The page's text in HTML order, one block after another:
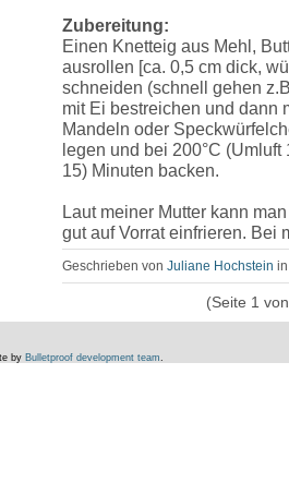
Zubereitung:
Einen Knetteig aus Mehl,
ausrollen [ca. 0,5 cm dick,
schneiden (schnell gehen
mit Ei bestreichen und dann
Mandeln oder
legen und bei 200°C
15) Minuten backen.
Laut meiner Mutter kann
gut auf Vorrat einfrieren. Bei
Geschrieben vonJuliane Hochstein
(Seite 1
by Bulletproof development team